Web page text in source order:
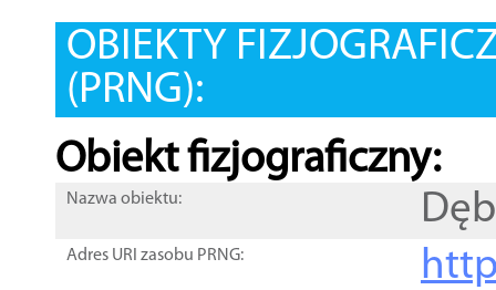
OBIEKTY
(PRNG):
Obiekt fizjograficzny:
Nazwa obiektu:
Adres URI zasobu PRNG: